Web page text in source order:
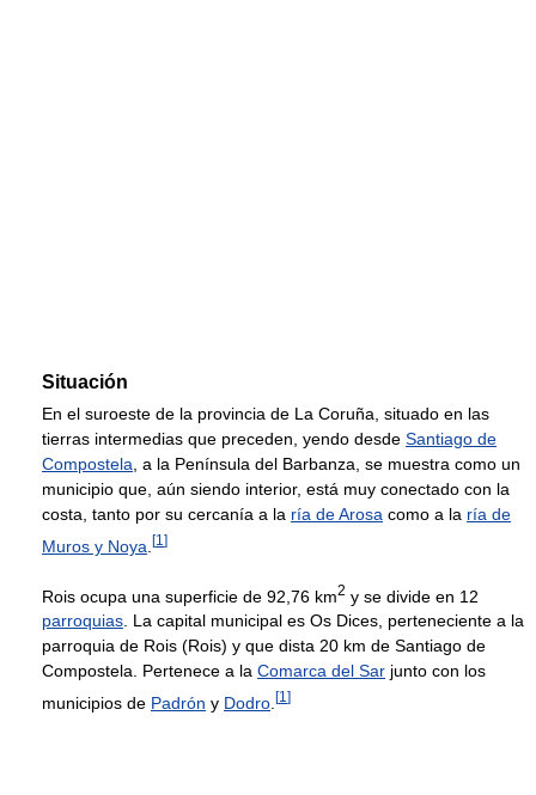
Situación
En el suroeste de la provincia de La Coruña, situado en las
tierras intermedias que preceden, yendo desde Santiago de
Compostela , a la Península del Barbanza, se muestra como un
municipio que, aún siendo interior, está muy conectado con la
costa, tanto por su cercanía a la ría de Arosa como a la ría de
Muros y Noya [1 ]
Rois ocupa una superficie de 92,76 km2 y se divide en 12
parroquias. La capital municipal es Os Dices, perteneciente a la
parroquia de Rois (Rois) y que dista 20 km de Santiago de
Compostela. Pertenece a la Comarca del Sar junto con los
municipios de Padrón y Dodro [1 ]